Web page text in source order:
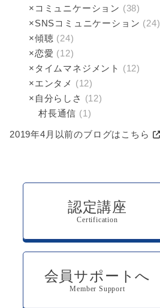
×コミュニケーション (38)
×SNSコミュニケーション (24)
×傾聴­ (24)
×恋愛 (12)
×タイムマネジメント (12)
×エンタメ (12)
×自分らしさ (12)
村長通信 (1)
2019年4月以前のブログはこちら
認定講座
Certification
会員サポートへ
Member Support